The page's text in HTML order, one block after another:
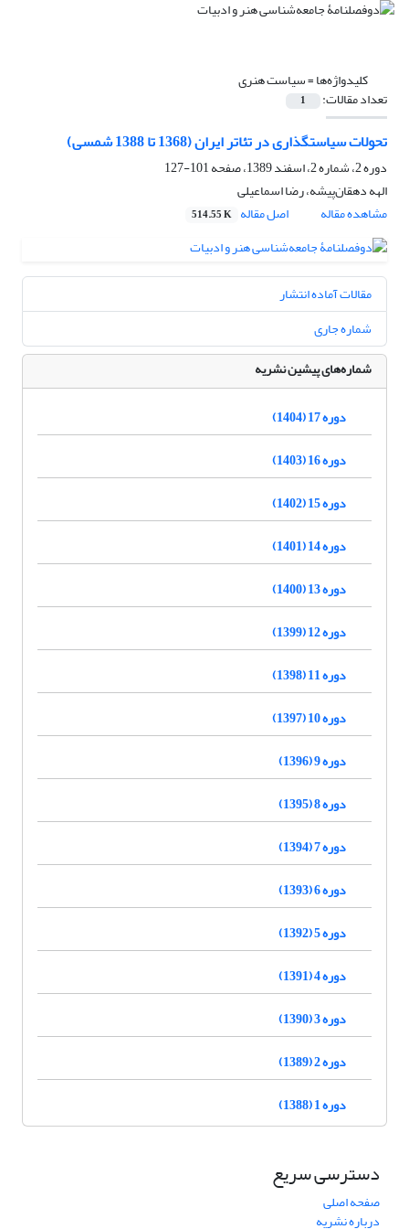
کلیدواژه‌ها =سیاست هنری
تعداد مقالات: 1
تحولات سیاستگذاری در تئاتر ایران (1368 تا 1388 شمسی)
دوره 2، شماره 2، اسفند 1389، صفحه
101-127
الهه دهقان‌پیشه، رضا اسماعیلی
مشاهده مقاله
اصل مقاله 514.55 K
مقالات آماده انتشار
شماره جاری
شماره‌های پیشین نشریه
دوره 17 (1404)
دوره 16 (1403)
دوره 15 (1402)
دوره 14 (1401)
دوره 13 (1400)
دوره 12 (1399)
دوره 11 (1398)
دوره 10 (1397)
دوره 9 (1396)
دوره 8 (1395)
دوره 7 (1394)
دوره 6 (1393)
دوره 5 (1392)
دوره 4 (1391)
دوره 3 (1390)
دوره 2 (1389)
دوره 1 (1388)
دسترسی سریع
صفحه اصلی
درباره نشریه